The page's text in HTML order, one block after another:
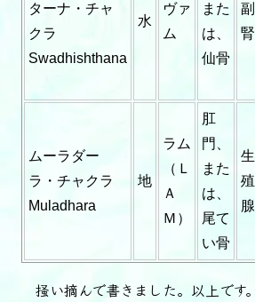
ターナ・チャ
クラ
Swadhishthana
水
ヴァ
ム
また
は、
仙骨
副
腎
ムーラダー
ラ・チャクラ
Muladhara
地
ラム
（Ｌ
Ａ
Ｍ）
肛
門、
また
は、
尾て
い骨
生
殖
腺
掻い摘んで書きました。以上です。